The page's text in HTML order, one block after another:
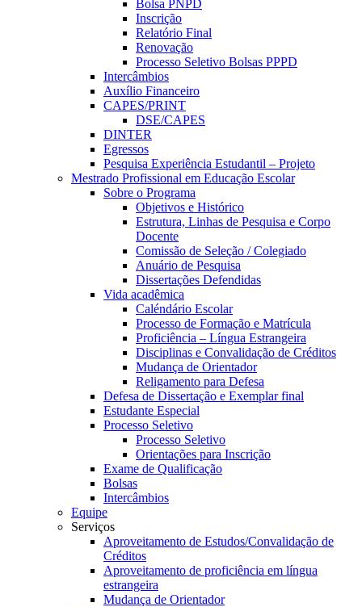
Bolsa PNPD
Inscrição
Relatório Final
Renovação
Processo Seletivo Bolsas PPPD
Intercâmbios
Auxílio Financeiro
CAPES/PRINT
DSE/CAPES
DINTER
Egressos
Pesquisa Experiência Estudantil – Projeto
Mestrado Profissional em Educação Escolar
Sobre o Programa
Objetivos e Histórico
Estrutura, Linhas de Pesquisa e Corpo
Docente
Comissão de Seleção / Colegiado
Anuário de Pesquisa
Dissertações Defendidas
Vida acadêmica
Caléndário Escolar
Processo de Formação e Matrícula
Proficiência – Língua Estrangeira
Disciplinas e Convalidação de Créditos
Mudança de Orientador
Religamento para Defesa
Defesa de Dissertação e Exemplar final
Estudante Especial
Processo Seletivo
Processo Seletivo
Orientações para Inscrição
Exame de Qualificação
Bolsas
Intercâmbios
Equipe
Serviços
Aproveitamento de Estudos/Convalidação de
Créditos
Aproveitamento de proficiência em língua
estrangeira
Mudança de Orientador